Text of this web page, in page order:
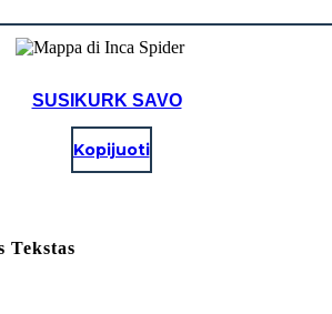
SUSIKURK SAVO
Kopijuoti
Tekstas